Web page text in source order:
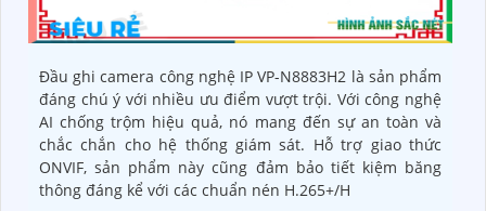
Đầu ghi camera công nghệ IP VP-N8883H2 là sản phẩm
đáng chú ý với nhiều ưu điểm vượt trội. Với công nghệ
AI chống trộm hiệu quả, nó mang đến sự an toàn và
chắc chắn cho hệ thống giám sát. Hỗ trợ giao thức
ONVIF, sản phẩm này cũng đảm bảo tiết kiệm băng
thông đáng kể với các chuẩn nén H.265+/H